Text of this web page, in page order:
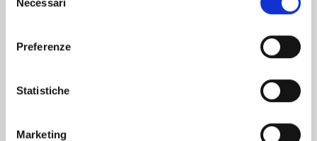
del
Preferenze
Statistiche
Marketing